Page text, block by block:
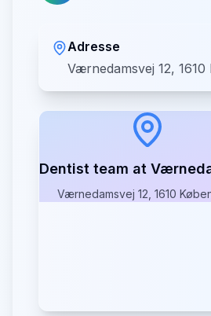
Adresse
Værnedamsvej 12, 1610
Dentist team at
Værnedamsvej 12, 1610